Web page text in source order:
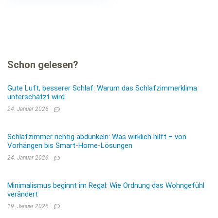
Schon gelesen?
Gute Luft, besserer Schlaf: Warum das Schlafzimmerklima
unterschätzt wird
24. Januar 2026
Schlafzimmer richtig abdunkeln: Was wirklich hilft – von
Vorhängen bis Smart-Home-Lösungen
24. Januar 2026
Minimalismus beginnt im Regal: Wie Ordnung das Wohngefühl
verändert
19. Januar 2026